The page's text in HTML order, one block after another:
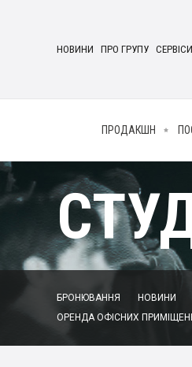
НОВИНИ ПРО ГРУПУ СЕРВІСИ
ПРОДАКШН
БРОНЮВАННЯ НОВИНИ
ОРЕНДА ОФІСНИХ